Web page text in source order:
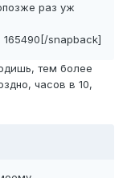
раз уж
165490[/snapback]
тем более
часов в 10,